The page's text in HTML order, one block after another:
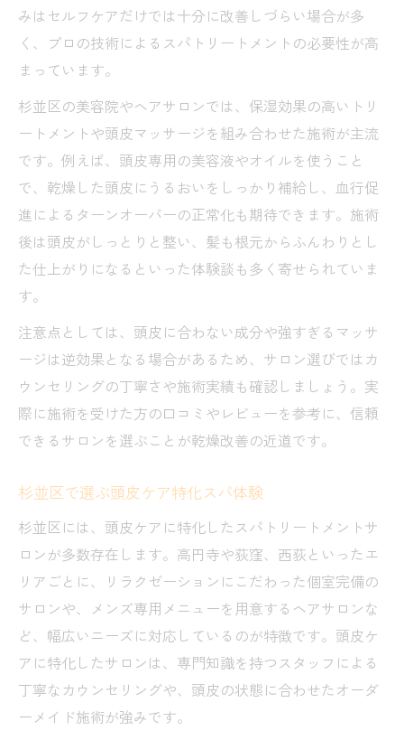
美容院併設スパのメリットと選び方
ダメージ髪も安心の杉並区スパ体験ポイント
スパトリートメントでダメージ髪を集中ケ
ア
杉並区で評判の髪質改善スパの特徴
炭酸ヘッドスパと組み合わせた極上体験
個室完備サロンで安心のスパトリートメン
ト
施術前後の違いが分かるスパトリートメン
ト
スパトリートメント選びで失敗しないコツ
杉並区でおすすめのスパ選定ポイント
口コミとレビューを活用したサロン選び
口コミ活用で満足度アップのスパトリートメン
ト術
口コミで話題のスパトリートメント活用法
杉並区スパトリートメントの体験談を参考
に
レビューから見る安心サロンの選び方
施術前後の写真で効果をチェックしよう
スパトリートメントの満足度を高めるコツ
みはセルフケアだけでは十分に改善しづらい場合が多
く、プロの技術によるスパトリートメントの必要性が高
まっています。
杉並区の美容院やヘアサロンでは、保湿効果の高いトリ
ートメントや頭皮マッサージを組み合わせた施術が主流
です。例えば、頭皮専用の美容液やオイルを使うこと
で、乾燥した頭皮にうるおいをしっかり補給し、血行促
進によるターンオーバーの正常化も期待できます。施術
後は頭皮がしっとりと整い、髪も根元からふんわりとし
た仕上がりになるといった体験談も多く寄せられていま
す。
注意点としては、頭皮に合わない成分や強すぎるマッサ
ージは逆効果となる場合があるため、サロン選びではカ
ウンセリングの丁寧さや施術実績も確認しましょう。実
際に施術を受けた方の口コミやレビューを参考に、信頼
できるサロンを選ぶことが乾燥改善の近道です。
杉並区で選ぶ頭皮ケア特化スパ体験
杉並区には、頭皮ケアに特化したスパトリートメントサ
ロンが多数存在します。高円寺や荻窪、西荻といったエ
リアごとに、リラクゼーションにこだわった個室完備の
サロンや、メンズ専用メニューを用意するヘアサロンな
ど、幅広いニーズに対応しているのが特徴です。頭皮ケ
アに特化したサロンは、専門知識を持つスタッフによる
丁寧なカウンセリングや、頭皮の状態に合わせたオーダ
ーメイド施術が強みです。